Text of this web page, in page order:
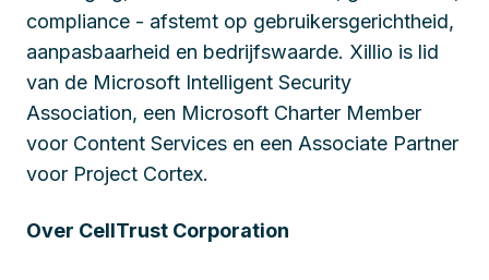
compliance - afstemt op gebruikersgerichtheid,
aanpasbaarheid en bedrijfswaarde. Xillio is lid
van de Microsoft Intelligent Security
Association, een Microsoft Charter Member
voor Content Services en een Associate Partner
voor Project Cortex.
Over CellTrust Corporation